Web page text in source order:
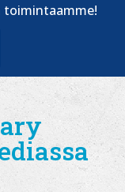
toimintaamme!